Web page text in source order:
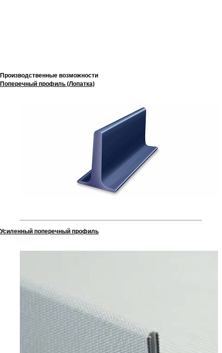
Производственные возможности
Поперечный профиль (Лопатка)
Усиленный поперечный профиль